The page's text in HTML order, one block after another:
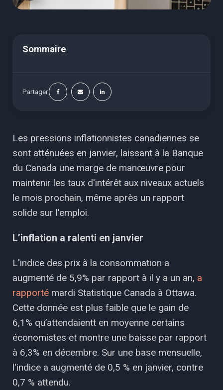
Sommaire
Partager
Les pressions inflationnistes canadiennes se
sont atténuées en janvier, laissant à la Banque
du Canada une marge de manœuvre pour
maintenir les taux d'intérêt aux niveaux actuels
le mois prochain, même après un rapport
solide sur l'emploi.
L’inflation a ralenti en janvier
L'indice des prix à la consommation a
augmenté de 5,9% par rapport à il y a un an, a
rapporté mardi Statistique Canada à Ottawa.
Cette donnée est plus faible que le gain de
6,1% qu’attendaientt en moyenne certains
économistes et montre une baisse par rapport
à 6,3% en décembre. Sur une base mensuelle,
l'indice a augmenté de 0,5 % en janvier, contre
0,7 % attendu.